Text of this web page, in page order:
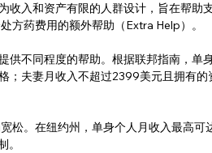
收入和资产有限的人群设计，旨在帮助
方药费用的额外帮助（Extra Help）。
供不同程度的帮助。根据联邦指南，单
夫妻月收入不超过2399美元且拥有的
松。在纽约州，单身个人月收入最高可